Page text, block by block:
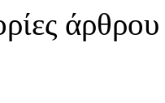
άρθρου